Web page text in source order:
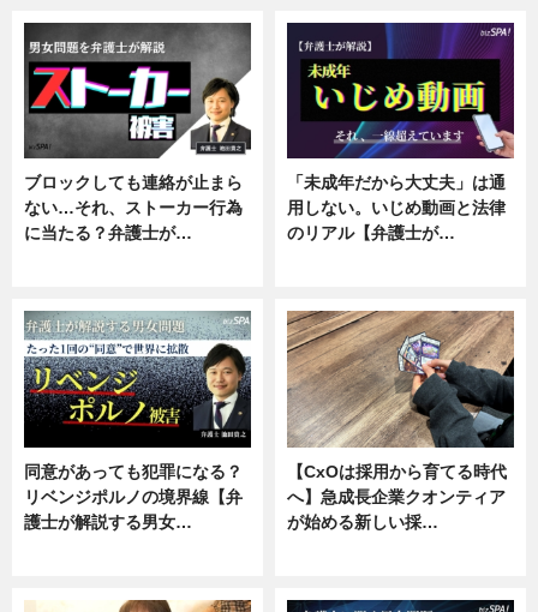
ブロックしても連絡が止まら
ない…それ、ストーカー行為
に当たる？弁護士が…
「未成年だから大丈夫」は通
用しない。いじめ動画と法律
のリアル【弁護士が…
同意があっても犯罪になる？
リベンジポルノの境界線【弁
護士が解説する男女…
【CxOは採用から育てる時代
へ】急成長企業クオンティア
が始める新しい採…